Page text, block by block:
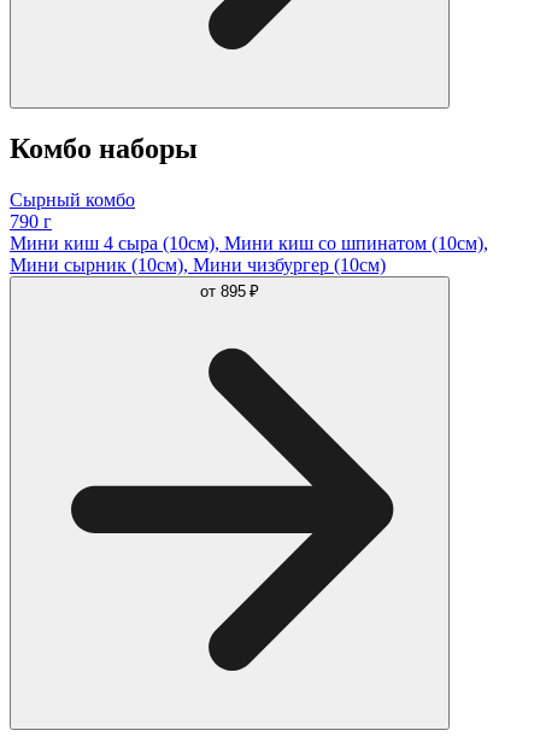
Комбо наборы
Сырный комбо
790 г
Мини киш 4 сыра (10см), Мини киш со шпинатом (10см),
Мини сырник (10см), Мини чизбургер (10см)
от 895 ₽